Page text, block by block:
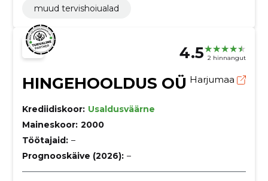
muud tervishoiualad
4.5 2 hinnangut
HINGEHOOLDUS OÜ Harjumaa
Krediidiskoor: Usaldusväärne
Maineskoor: 2000
Töötajaid: –
Prognooskäive (2026): –